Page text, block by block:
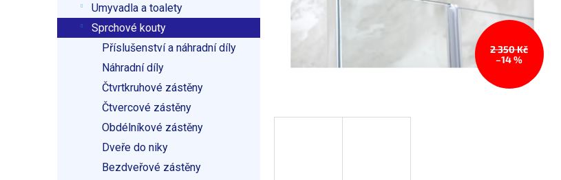
e
l
Umyvadla a toalety
Sprchové kouty
Příslušenství a náhradní díly
Náhradní díly
Čtvrtkruhové zástěny
Čtvercové zástěny
Obdélníkové zástěny
Dveře do niky
Bezdveřové zástěny
2 350 Kč
–14 %